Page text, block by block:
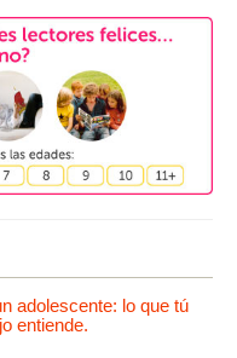
adolescente: lo que tú
entiende.